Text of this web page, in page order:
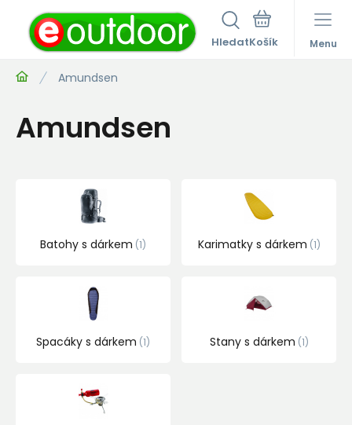
Hledat Menu
Amundsen
Amundsen
Batohy s dárkem 1 Karimatky s dárkem 1
Spacáky s dárkem 1 Stany s dárkem 1